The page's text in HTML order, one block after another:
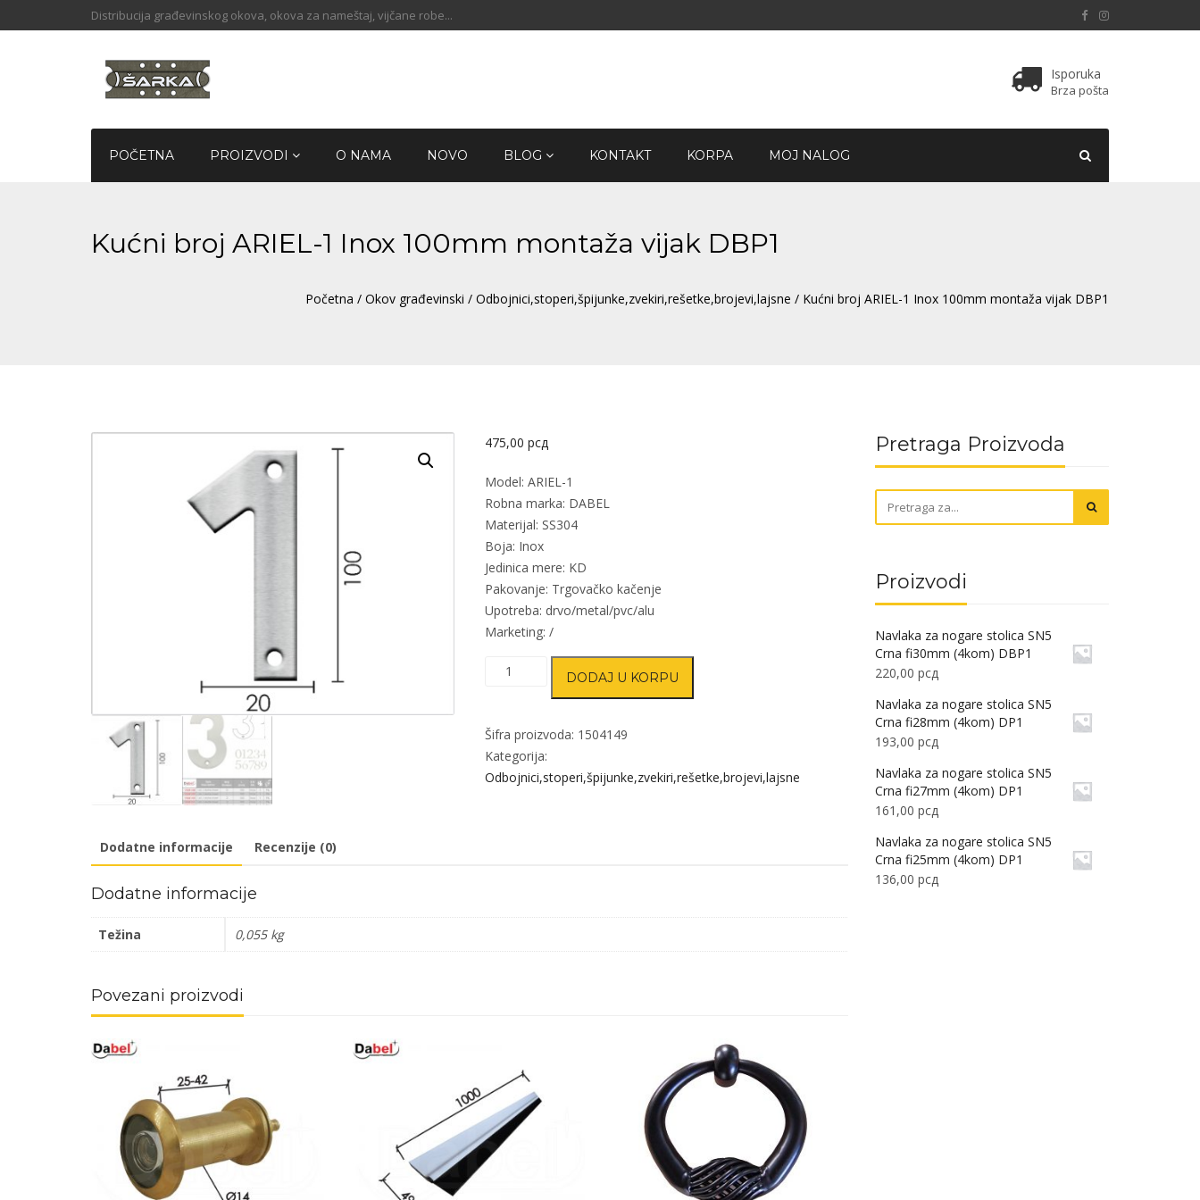
Distribucija građevinskog okova, okova za nameštaj, vijčane robe...
Isporuka
Brza pošta
POČETNA PROIZVODI O NAMA NOVO BLOG KONTAKT KORPA MOJ NALOG
Kućni broj ARIEL-1 Inox 100mm montaža vijak DBP1
Početna / Okov građevinski / Odbojnici,stoperi,špijunke,zvekiri,rešetke,brojevi,lajsne / Kućni broj ARIEL-1 Inox 100mm montaža vijak DBP1
475,00 рсд
Model: ARIEL-1
Robna marka: DABEL
Materijal: SS304
Boja: Inox
Jedinica mere: KD
Pakovanje: Trgovačko kačenje
Upotreba: drvo/metal/pvc/alu
Marketing: /
Kućni
1
Inox
100mm
DODAJ U KORPU
Šifra proizvoda: 1504149
Kategorija:
Odbojnici,stoperi,špijunke,zvekiri,rešetke,brojevi,lajsne
Dodatne informacije Recenzije (0)
Dodatne informacije
Težina 0,055 kg
Povezani proizvodi
Pretraga Proizvoda
Proizvodi
Navlaka za nogare stolica SN5
Crna fi30mm (4kom) DBP1
220,00 рсд
Navlaka za nogare stolica SN5
Crna fi28mm (4kom) DP1
193,00 рсд
Navlaka za nogare stolica SN5
Crna fi27mm (4kom) DP1
161,00 рсд
Navlaka za nogare stolica SN5
Crna fi25mm (4kom) DP1
136,00 рсд